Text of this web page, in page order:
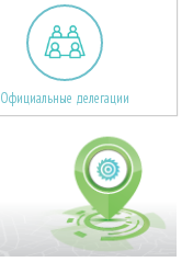
Официальные делегации